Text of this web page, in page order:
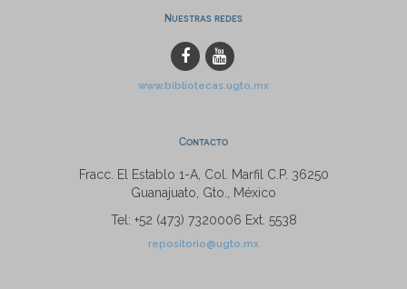
Nuestras redes
www.bibliotecas.ugto.mx
Contacto
Fracc. El Establo 1-A, Col. Marfil C.P. 36250
Guanajuato, Gto., México
Tel: +52 (473) 7320006 Ext. 5538
repositorio@ugto.mx